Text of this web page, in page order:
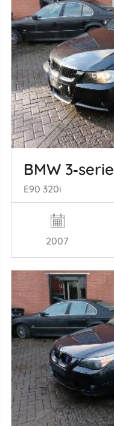
BMW 3‑serie
E90 320i
2007